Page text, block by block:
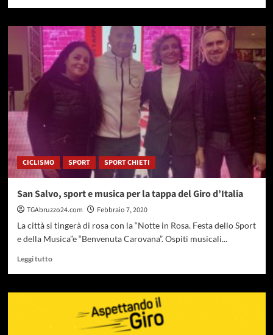
su
Parte
domani
la
prima
edizione
Enel
CICLISMO SPORT SPORT CHIETI
San Salvo, sport e musica per la tappa del Giro d’Italia
TGAbruzzo24.com
Febbraio 7, 2020
La città si tingerà di rosa con la “Notte in Rosa. Festa dello Sport
e della Musica”e “Benvenuta Carovana”. Ospiti musicali...
Leggi tuttoLeggi
su